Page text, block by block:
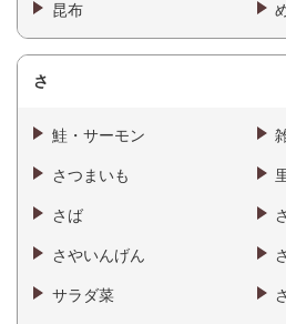
昆布
さ
鮭・サーモン
さつまいも
さば
さやいんげん
サラダ菜